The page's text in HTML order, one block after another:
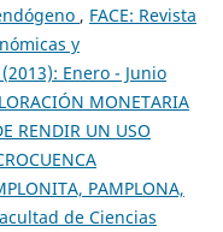
, FACE: Revista
y
Enero - Junio
MONETARIA
RENDIR UN USO
PAMPLONA,
de Ciencias